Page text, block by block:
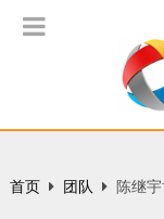
首页 团队 陈继